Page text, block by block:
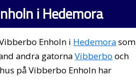
i Hedemora
Enholn i Hedemorasom
andra gatornaVibberbo och
på Vibberbo Enholn har